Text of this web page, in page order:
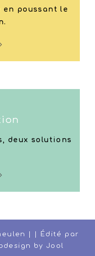
en poussant le
deux solutions
| | Édité par
by Jool